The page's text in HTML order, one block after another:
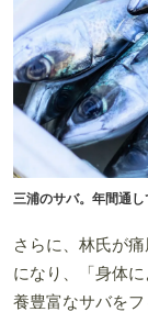
三浦のサバ。年間通
さらに、林氏が
になり、「身体
養豊富なサバを